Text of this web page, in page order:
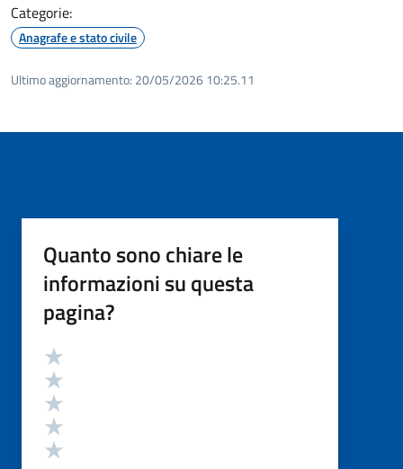
Categorie:
Anagrafe e stato civile
Ultimo aggiornamento: 20/05/2026 10:25.11
Quanto sono chiare le
informazioni su questa
pagina?
Valutazione